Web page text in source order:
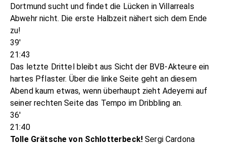
Dortmund sucht und findet die Lücken in Villarreals
Abwehr nicht. Die erste Halbzeit nähert sich dem Ende
zu!
39'
21:43
Das letzte Drittel bleibt aus Sicht der BVB-Akteure ein
hartes Pflaster. Über die linke Seite geht an diesem
Abend kaum etwas, wenn überhaupt zieht Adeyemi auf
seiner rechten Seite das Tempo im Dribbling an.
36'
21:40
Tolle Grätsche von Schlotterbeck!Sergi Cardona